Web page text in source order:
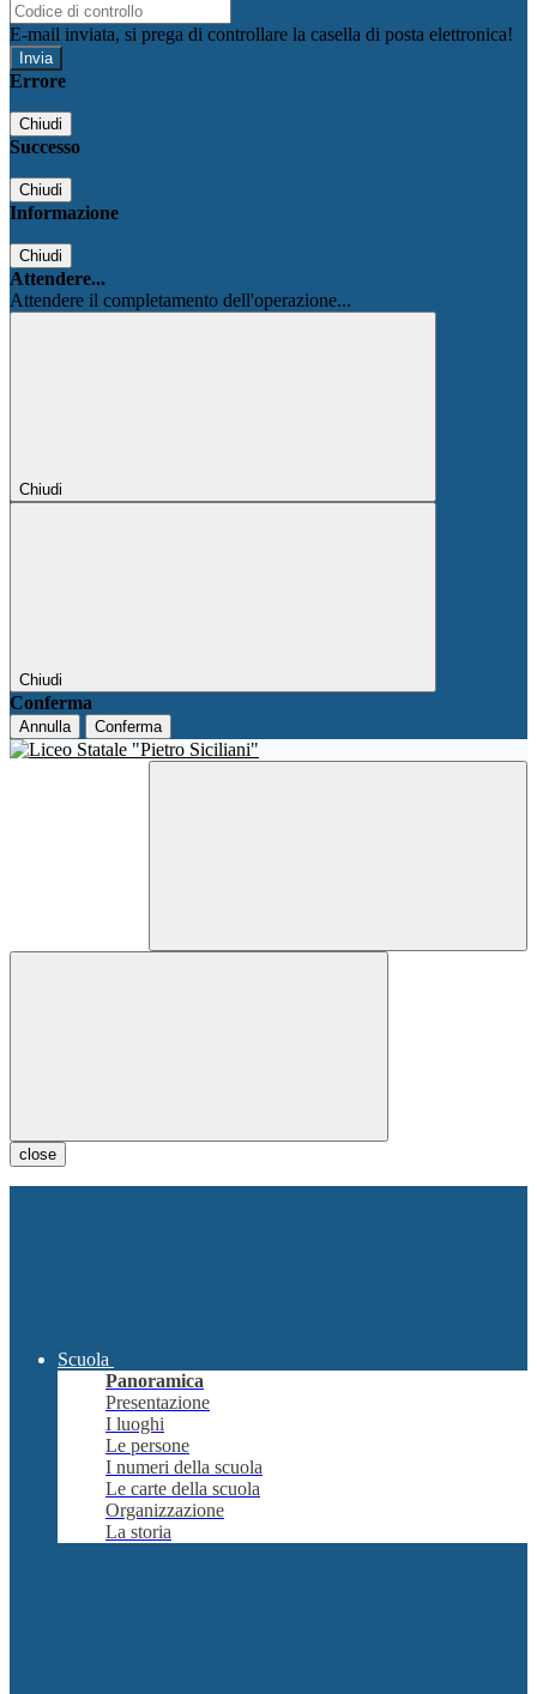
E-mail inviata, si prega di controllare la casella di posta elettronica!
Errore
Chiudi
Successo
Chiudi
Informazione
Chiudi
Attendere...
Attendere il completamento dell'operazione...
Chiudi
Chiudi
Conferma
Annulla Conferma
close
Scuola
Panoramica
Presentazione
I luoghi
Le persone
I numeri della scuola
Le carte della scuola
Organizzazione
La storia